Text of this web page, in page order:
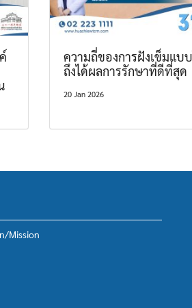
ความถี่ของการฝังเข็มแบ
ถึงได้ผลการรักษาที่ดีที่สุด
20 Jan 2026
Mission